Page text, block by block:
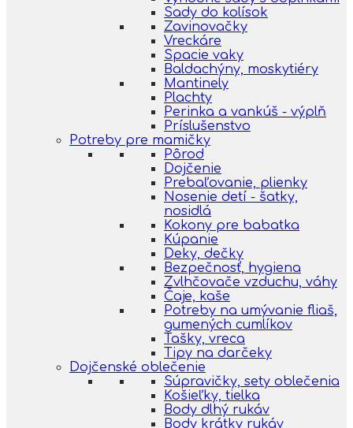
Sady do kolísok
Zavinovačky
Vreckáre
Spacie vaky
Baldachýny, moskytiéry
Mantinely
Plachty
Perinka a vankúš - výplň
Príslušenstvo
Potreby pre mamičky
Pôrod
Dojčenie
Prebaľovanie, plienky
Nosenie detí - šatky,
nosidlá
Kokony pre babatka
Kúpanie
Deky, dečky
Bezpečnosť, hygiena
Zvlhčovače vzduchu, váhy
Čaje, kaše
Potreby na umývanie fliaš,
gumených cumlíkov
Tašky, vreca
Tipy na darčeky
Dojčenské oblečenie
Súpravičky, sety oblečenia
Košieľky, tielka
Body dlhý rukáv
Body krátky rukáv